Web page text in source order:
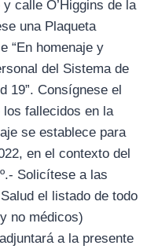
calle O’Higgins de la
una Plaqueta
“En homenaje y
del Sistema de
19”. Consígnese el
los fallecidos en la
se establece para
en el contexto del
Solicítese a las
el listado de todo
no médicos)
a la presente